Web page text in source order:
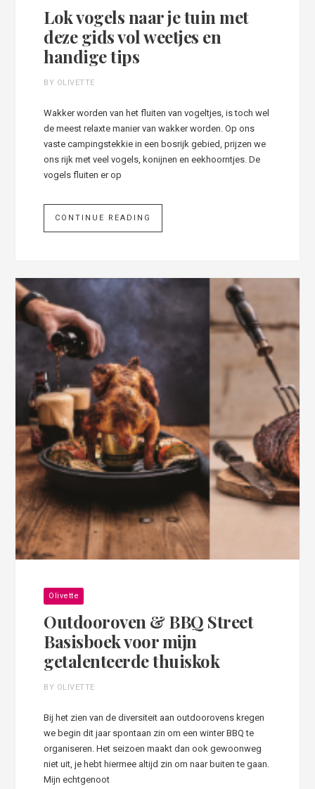
Lok vogels naar je tuin met
deze gids vol weetjes en
handige tips
BY OLIVETTE
Wakker worden van het fluiten van vogeltjes, is toch wel
de meest relaxte manier van wakker worden. Op ons
vaste campingstekkie in een bosrijk gebied, prijzen we
ons rijk met veel vogels, konijnen en eekhoorntjes. De
vogels fluiten er op
CONTINUE READING
Olivette
Outdooroven & BBQ Street
Basisboek voor mijn
getalenteerde thuiskok
BY OLIVETTE
Bij het zien van de diversiteit aan outdoorovens kregen
we begin dit jaar spontaan zin om een winter BBQ te
organiseren. Het seizoen maakt dan ook gewoonweg
niet uit, je hebt hiermee altijd zin om naar buiten te gaan.
Mijn echtgenoot